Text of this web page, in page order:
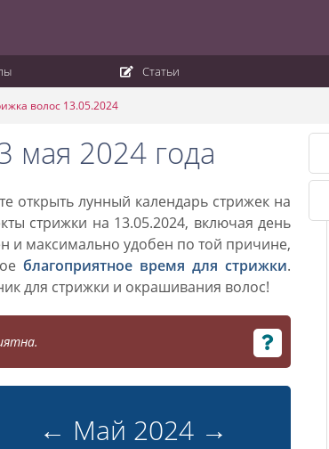
Статьи
волос 13.05.2024
мая 2024 года
открыть лунный календарь стрижек на
стрижки на 13.05.2024, включая день
и максимально удобен по той причине,
благоприятное время для стрижки.
для стрижки и окрашивания волос!
← Май 2024 →